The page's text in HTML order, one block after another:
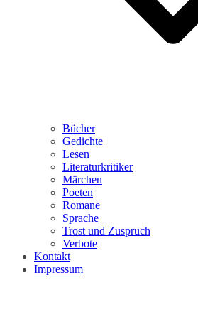
Bücher
Gedichte
Lesen
Literaturkritiker
Märchen
Poeten
Romane
Sprache
Trost und Zuspruch
Verbote
Kontakt
Impressum